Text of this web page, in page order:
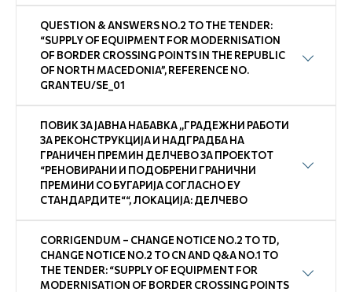
Е-Царина
Open
Медиа центар
Контакт
Е-Весник
QUESTION & ANSWERS NO.2 TO THE TENDER:
“SUPPLY OF EQUIPMENT FOR MODERNISATION
OF BORDER CROSSING POINTS IN THE REPUBLIC
OF NORTH MACEDONIA”, REFERENCE NO.
GRANTEU/SE_01
ПОВИК ЗА ЈАВНА НАБАВКА ,,ГРАДЕЖНИ РАБОТИ
ЗА РЕКОНСТРУКЦИЈА И НАДГРАДБА НА
ГРАНИЧЕН ПРЕМИН ДЕЛЧЕВО ЗА ПРОЕКТОТ
“РЕНОВИРАНИ И ПОДОБРЕНИ ГРАНИЧНИ
ПРЕМИНИ СО БУГАРИЈА СОГЛАСНО ЕУ
СТАНДАРДИТЕ““, ЛОКАЦИЈА: ДЕЛЧЕВО
CORRIGENDUM – CHANGE NOTICE NO.2 TO TD,
CHANGE NOTICE NO.2 TO CN AND Q&A NO.1 TO
THE TENDER: “SUPPLY OF EQUIPMENT FOR
MODERNISATION OF BORDER CROSSING POINTS